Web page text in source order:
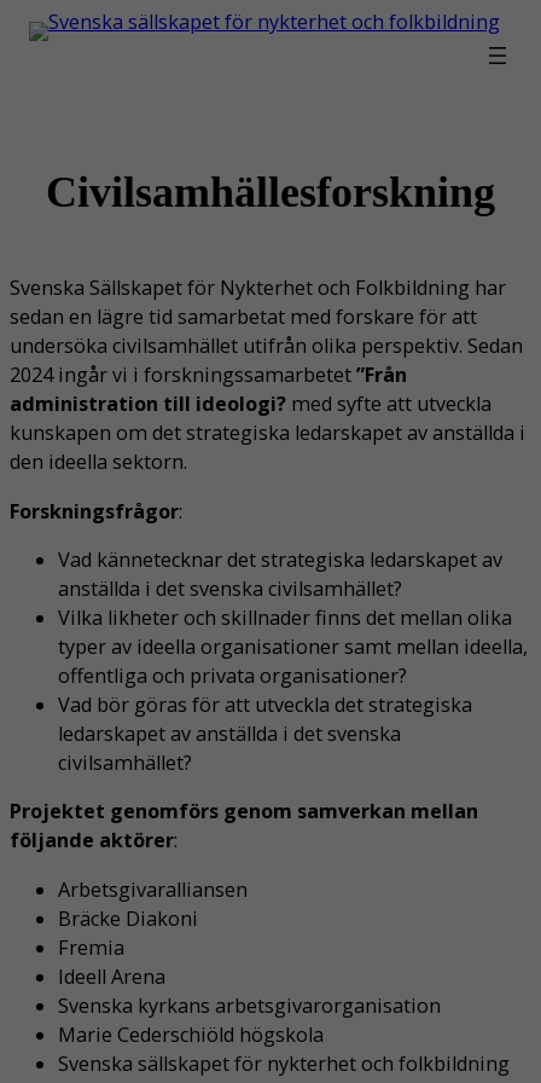
Hoppa
Civilsamhällesforskning
Svenska Sällskapet för Nykterhet och Folkbildning har
sedan en lägre tid samarbetat med forskare för att
undersöka civilsamhället utifrån olika perspektiv. Sedan
2024 ingår vi i forskningssamarbetet”Från
administration till ideologi? med syfte att utveckla
kunskapen om det strategiska ledarskapet av anställda i
den ideella sektorn.
Forskningsfrågor:
Vad kännetecknar det strategiska ledarskapet av
anställda i det svenska civilsamhället?
Vilka likheter och skillnader finns det mellan olika
typer av ideella organisationer samt mellan ideella,
offentliga och privata organisationer?
Vad bör göras för att utveckla det strategiska
ledarskapet av anställda i det svenska
civilsamhället?
Projektet genomförs genom samverkan mellan
följande aktörer:
Arbetsgivaralliansen
Bräcke Diakoni
Fremia
Ideell Arena
Svenska kyrkans arbetsgivarorganisation
Marie Cederschiöld högskola
Svenska sällskapet för nykterhet och folkbildning